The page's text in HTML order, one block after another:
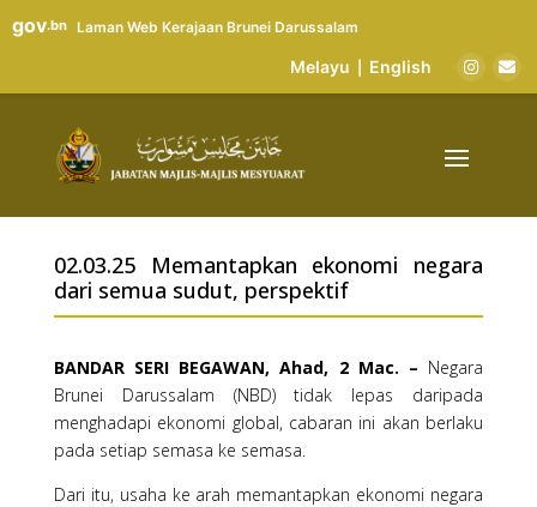
gov.bn Laman Web Kerajaan Brunei Darussalam
Melayu English
02.03.25 Memantapkan ekonomi negara
dari semua sudut, perspektif
​BANDAR SERI BEGAWAN, Ahad, 2 Mac. – Negara
Brunei Darussalam (NBD) tidak lepas daripada
menghadapi ekonomi global, cabaran ini akan berlaku
pada setiap semasa ke semasa.
Dari itu, usaha ke arah memantapkan ekonomi negara